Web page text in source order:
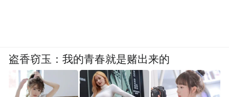
盗香窃玉：我的青春就是赌出来的